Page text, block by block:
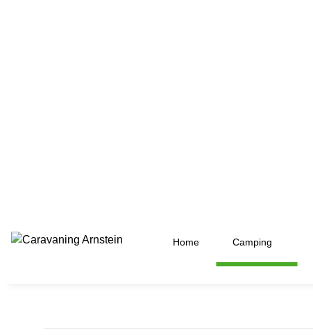
Home Camping